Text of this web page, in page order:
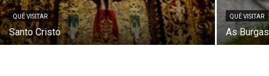
QUÉ VISITAR
Santo Cristo
QUÉ VISITAR
As Burgas